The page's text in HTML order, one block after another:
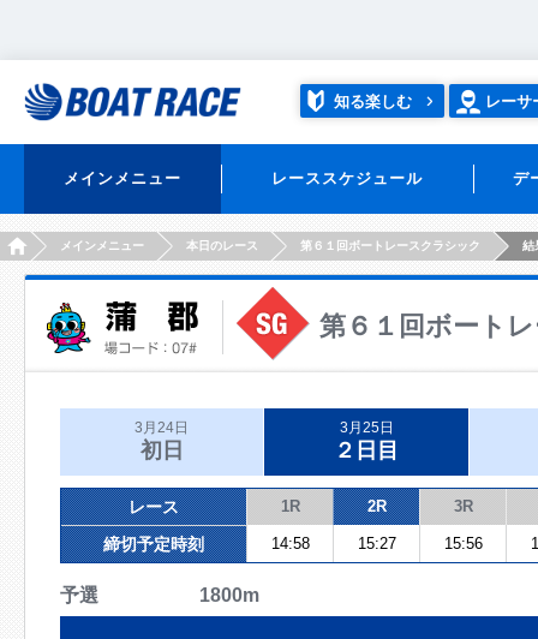
知る楽しむ レーサ
メインメニュー レーススケジュール デ
HOMEメインメニュー 本日のレース 第６１回ボートレースクラシック 結
第６１回ボート
3月24日
初日
3月25日
２日目
レース 1R 2R 3R
締切予定時刻 14:58 15:27 15:56
予選 1800m